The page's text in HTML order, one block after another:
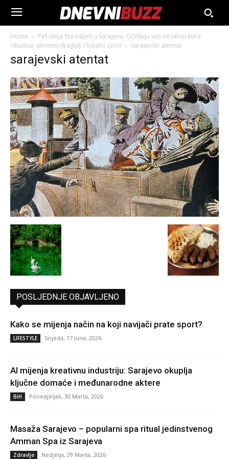
Home
Pet ideja šta vidjeti u Sarajevu: Očekuju vas nezaboravna
iskustva, skriveni dragulji i lokalni užici!
sarajevski atentat
sarajevski atentat
POSLJEDNJE OBJAVLJENO
Kako se mijenja način na koji navijači prate sport?
LIFESTYLE Srijeda, 17 Juna, 2026
AI mijenja kreativnu industriju: Sarajevo okuplja
ključne domaće i međunarodne aktere
BiH Ponedjeljak, 30 Marta, 2026
Masaža Sarajevo – popularni spa ritual jedinstvenog
Amman Spa iz Sarajeva
Zdravlje Nedjelja, 29 Marta, 2026